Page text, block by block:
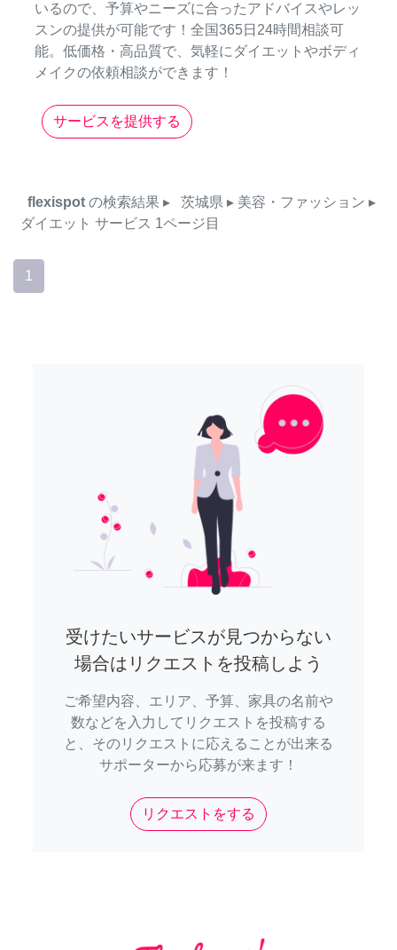
いるので、予算やニーズに合ったアドバイスやレッ
スンの提供が可能です！全国365日24時間相談可
能。低価格・高品質で、気軽にダイエットやボディ
メイクの依頼相談ができます！
サービスを提供する
flexispot の検索結果 ▸ 茨城県 ▸ 美容・ファッション ▸
ダイエット サービス 1ページ目
1
受けたいサービスが見つからない
場合はリクエストを投稿しよう
ご希望内容、エリア、予算、家具の名前や
数などを入力してリクエストを投稿する
と、そのリクエストに応えることが出来る
サポーターから応募が来ます！
リクエストをする